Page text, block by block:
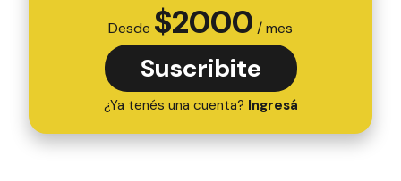
Desde $2000 / mes
Suscribite
¿Ya tenés una cuenta? Ingresá